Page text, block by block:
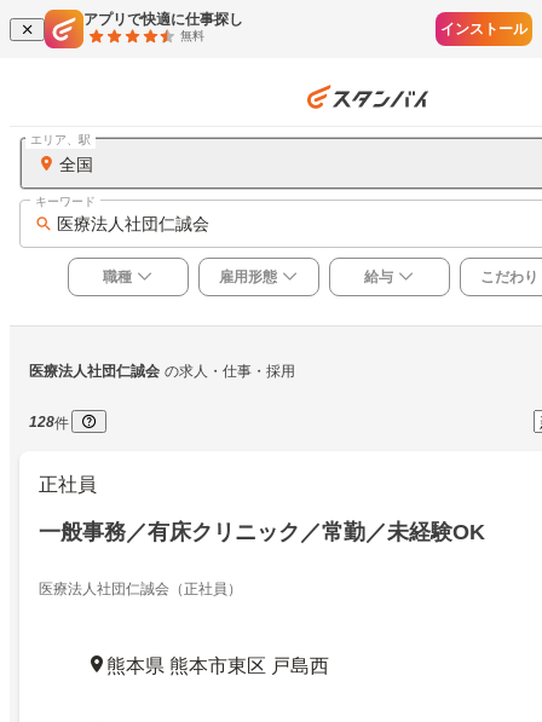
アプリで快適に仕事探し
無料 インストール
全国
エリア、駅
医療法人社団仁誠会
キーワード
職種 雇用形態 給与 こだわり
医療法人社団仁誠会 の求人・仕事・採用
128件
正社員
一般事務／有床クリニック／常勤／未経験OK
医療法人社団仁誠会（正社員）
熊本県 熊本市東区 戸島西